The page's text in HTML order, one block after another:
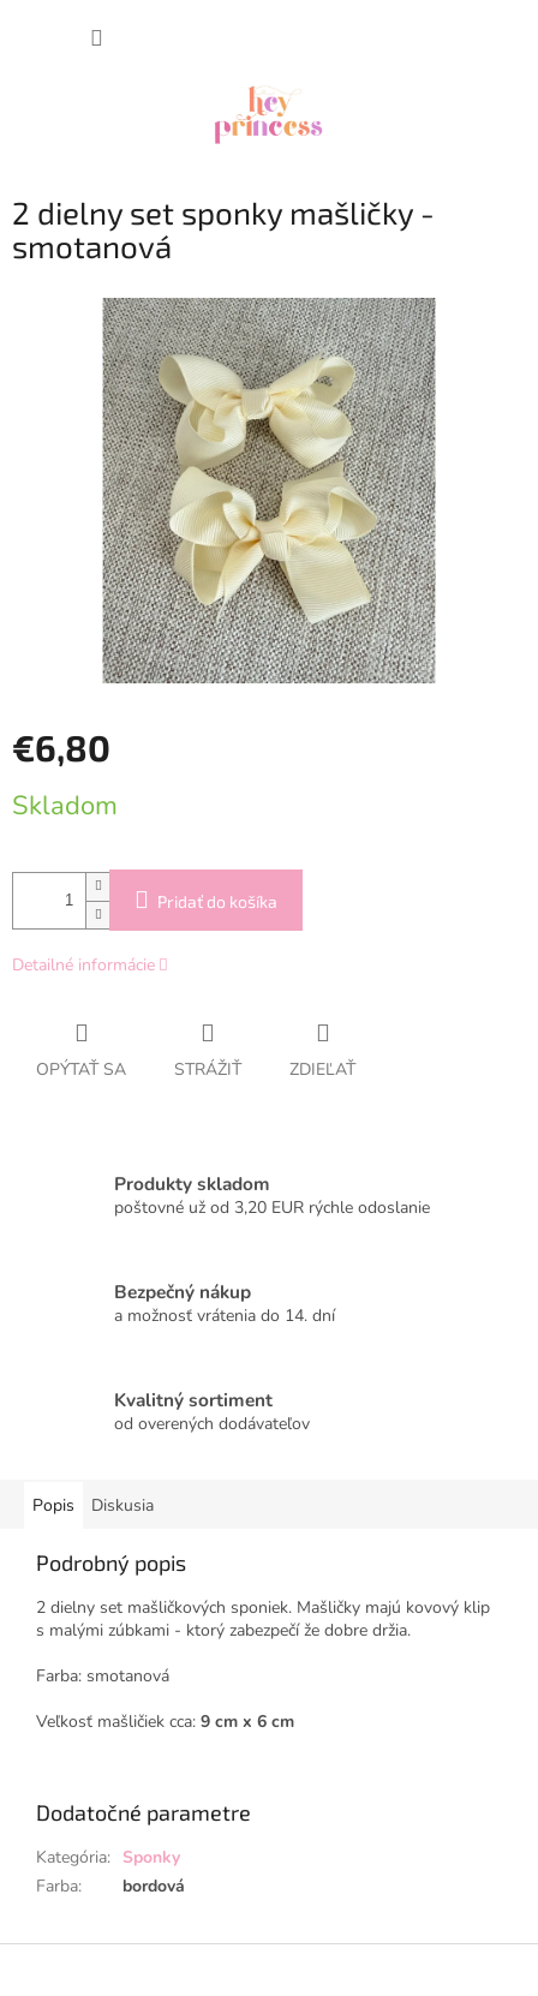
2 dielny set sponky mašličky -
smotanová
€6,80
cena:
Skladom
Pridať do košíka
Detailné informácie
OPÝTAŤ SA STRÁŽIŤ ZDIEĽAŤ
Produkty skladom
poštovné už od 3,20 EUR rýchle odoslanie
Bezpečný nákup
a možnosť vrátenia do 14. dní
Kvalitný sortiment
od overených dodávateľov
Popis Diskusia
Podrobný popis
2 dielny set mašličkových sponiek. Mašličky majú kovový klip
s malými zúbkami - ktorý zabezpečí že dobre držia.
Farba: smotanová
Veľkosť mašličiek cca: 9 cm x 6 cm
Dodatočné parametre
Kategória: Sponky
Farba: bordová